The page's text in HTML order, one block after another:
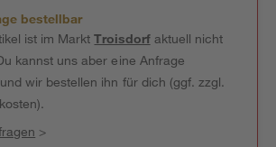
bestellbar
ist im MarktTroisdorfaktuell nicht
kannst uns aber eine Anfrage
wir bestellen ihn für dich (ggf. zzgl.
>